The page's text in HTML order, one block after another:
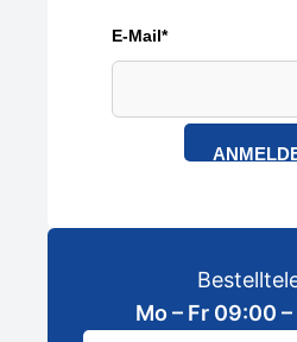
E-Mail*
Mo – Fr 09:00